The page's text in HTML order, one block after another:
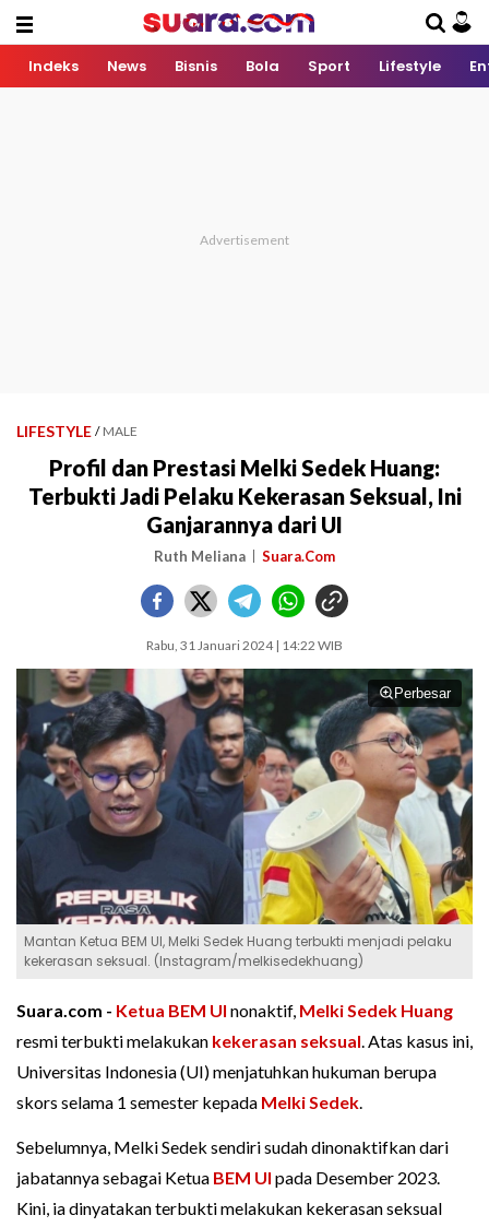
Indeks News Bisnis Bola Sport Lifestyle
LIFESTYLE / MALE
Profil dan Prestasi Melki Sedek Huang:
Terbukti Jadi Pelaku Kekerasan Seksual, Ini
Ganjarannya dari UI
Ruth Meliana Suara.Com
Rabu, 31 Januari 2024 | 14:22 WIB
Perbesar
Mantan Ketua BEM UI, Melki Sedek Huang terbukti menjadi pelaku
kekerasan seksual. (Instagram/melkisedekhuang)
Suara.com - Ketua BEM UI nonaktif, Melki Sedek Huang
resmi terbukti melakukan kekerasan seksual. Atas kasus ini,
Universitas Indonesia (UI) menjatuhkan hukuman berupa
skors selama 1 semester kepada Melki Sedek.
Sebelumnya, Melki Sedek sendiri sudah dinonaktifkan dari
jabatannya sebagai Ketua BEM UI pada Desember 2023.
Kini, ia dinyatakan terbukti melakukan kekerasan seksual